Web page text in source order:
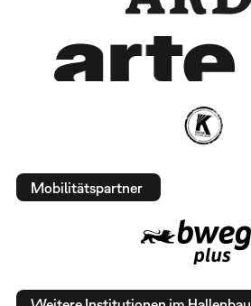
Mobilitätspartner